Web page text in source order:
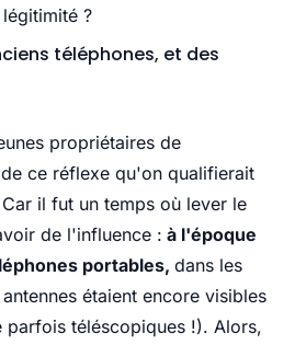
?
téléphones, et des
propriétaires de
ce réflexe qu'on qualifierait
il fut un temps où lever le
de l'influence : à l'époque
portables, dans les
étaient encore visibles
parfois téléscopiques !). Alors,